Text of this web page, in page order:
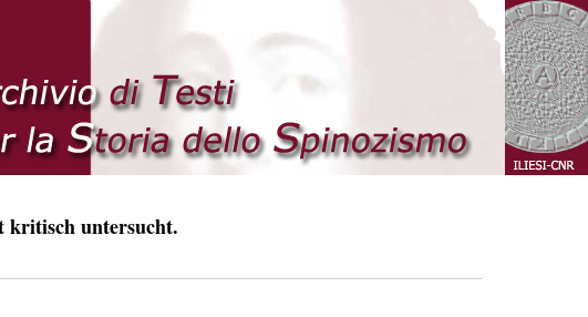
kritisch untersucht.